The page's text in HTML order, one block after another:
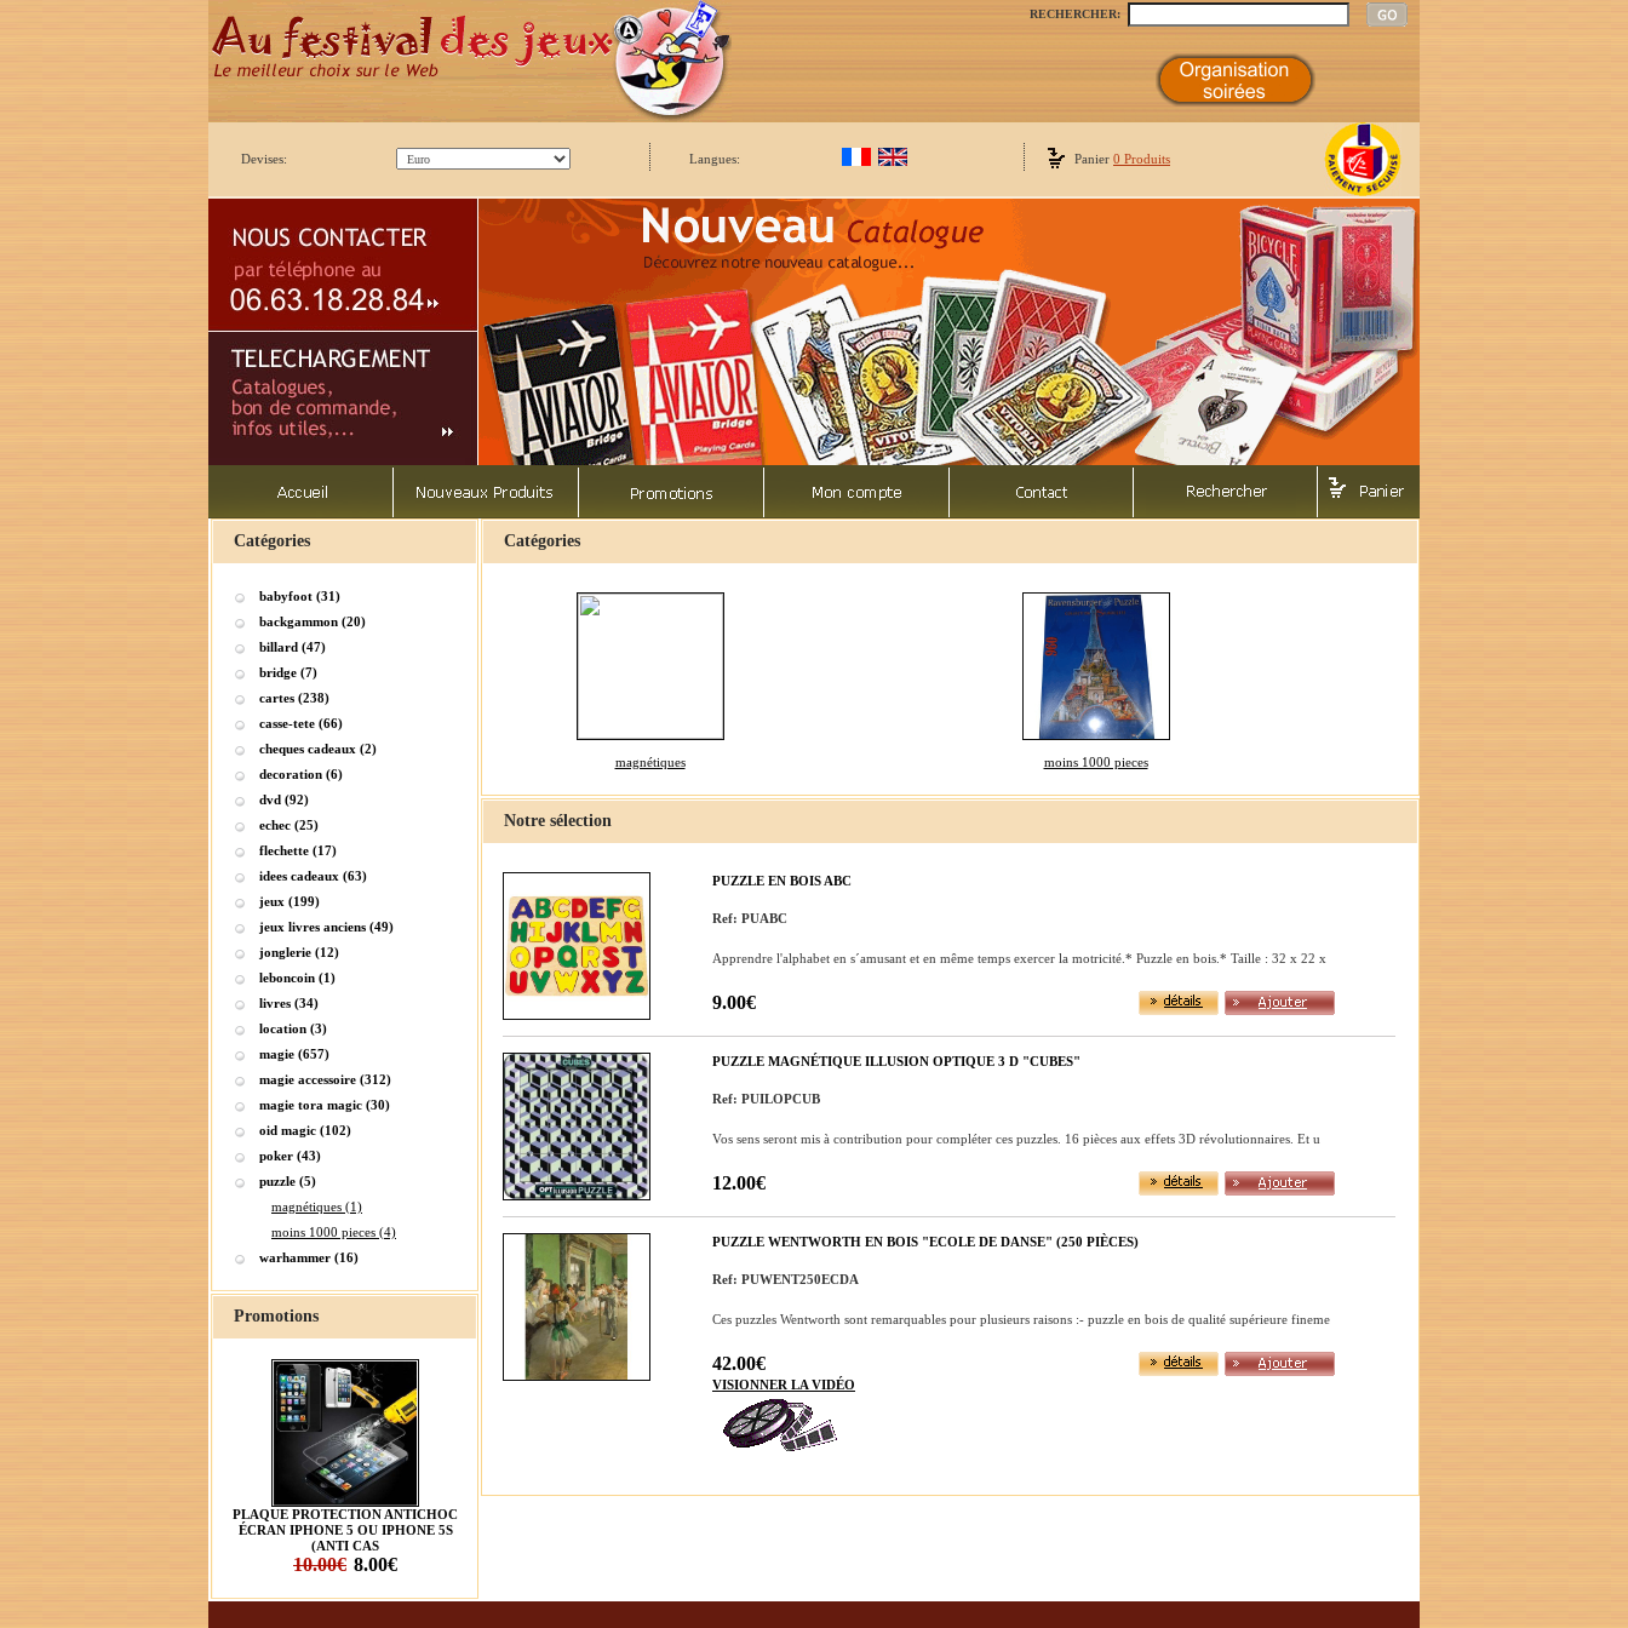
RECHERCHER:
Devises: Langues: Panier 0 Produits
Catégories
babyfoot (31)
backgammon (20)
billard (47)
bridge (7)
cartes (238)
casse-tete (66)
cheques cadeaux (2)
decoration (6)
dvd (92)
echec (25)
flechette (17)
idees cadeaux (63)
jeux (199)
jeux livres anciens (49)
jonglerie (12)
leboncoin (1)
livres (34)
location (3)
magie (657)
magie accessoire (312)
magie tora magic (30)
oid magic (102)
poker (43)
puzzle (5)
magnétiques (1)
moins 1000 pieces (4)
warhammer (16)
Promotions
PLAQUE PROTECTION ANTICHOC
ÉCRAN IPHONE 5 OU IPHONE 5S
(ANTI CAS
10.00€ 8.00€
Catégories
magnétiques moins 1000 pieces
Notre sélection
PUZZLE EN BOIS ABC
Ref: PUABC
Apprendre l'alphabet en s´amusant et en même temps exercer la motricité.* Puzzle en bois.* Taille : 32 x 22 x
9.00€
PUZZLE MAGNÉTIQUE ILLUSION OPTIQUE 3 D "CUBES"
Ref: PUILOPCUB
Vos sens seront mis à contribution pour compléter ces puzzles. 16 pièces aux effets 3D révolutionnaires. Et u
12.00€
PUZZLE WENTWORTH EN BOIS "ECOLE DE DANSE" (250 PIÈCES)
Ref: PUWENT250ECDA
Ces puzzles Wentworth sont remarquables pour plusieurs raisons :- puzzle en bois de qualité supérieure fineme
42.00€
VISIONNER LA VIDÉO